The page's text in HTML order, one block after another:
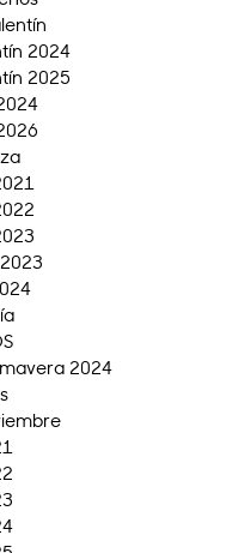
2024
2025
2024